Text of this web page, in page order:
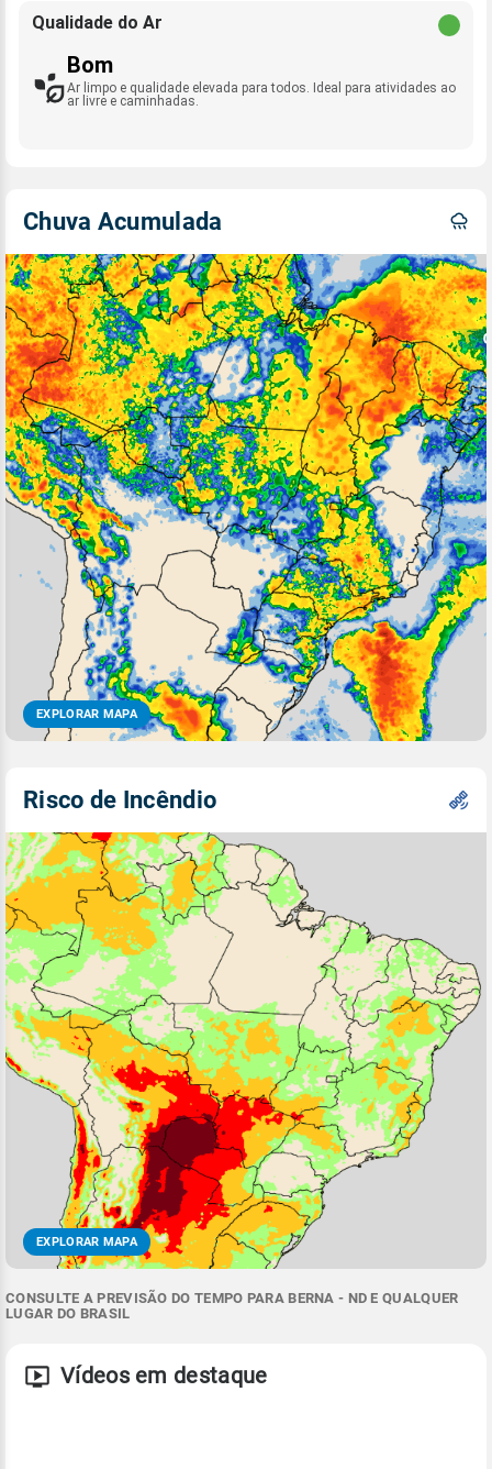
Qualidade do Ar
Bom
Ar limpo e qualidade elevada para todos. Ideal para atividades ao
ar livre e caminhadas.
Chuva Acumulada
EXPLORAR MAPA
Risco de Incêndio
EXPLORAR MAPA
CONSULTE A PREVISÃO DO TEMPO PARA BERNA - ND E QUALQUER
LUGAR DO BRASIL
Vídeos em destaque